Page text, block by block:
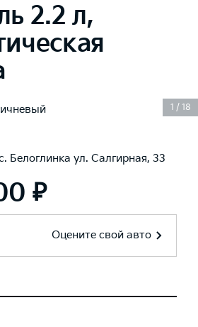
2.2 л,
1 / 18
Белоглинка ул. Салгирная, 33
₽
Оцените свой авто